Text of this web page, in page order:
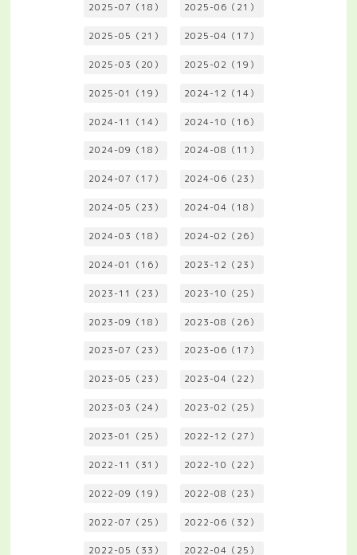
2025-07（18） 2025-06（21）
2025-05（21） 2025-04（17）
2025-03（20） 2025-02（19）
2025-01（19） 2024-12（14）
2024-11（14） 2024-10（16）
2024-09（18） 2024-08（11）
2024-07（17） 2024-06（23）
2024-05（23） 2024-04（18）
2024-03（18） 2024-02（26）
2024-01（16） 2023-12（23）
2023-11（23） 2023-10（25）
2023-09（18） 2023-08（26）
2023-07（23） 2023-06（17）
2023-05（23） 2023-04（22）
2023-03（24） 2023-02（25）
2023-01（25） 2022-12（27）
2022-11（31） 2022-10（22）
2022-09（19） 2022-08（23）
2022-07（25） 2022-06（32）
2022-05（33） 2022-04（25）